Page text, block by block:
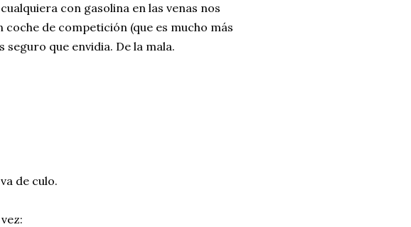
cualquiera con gasolina en las venas nos
de competición (que es mucho más
que envidia. De la mala.
de culo.